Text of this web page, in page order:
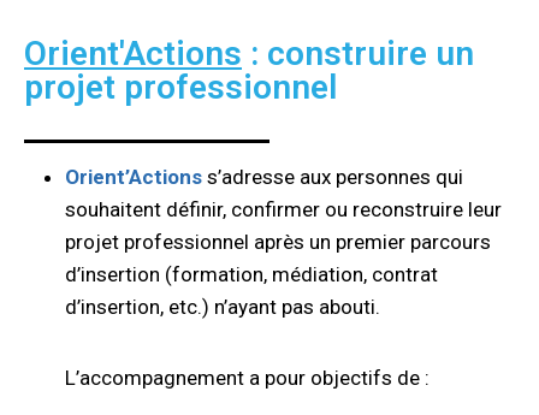
Orient'Actions : construire un
projet professionnel
Orient’Actions s’adresse aux personnes qui
souhaitent définir, confirmer ou reconstruire leur
projet professionnel après un premier parcours
d’insertion (formation, médiation, contrat
d’insertion, etc.) n’ayant pas abouti.
L’accompagnement a pour objectifs de :